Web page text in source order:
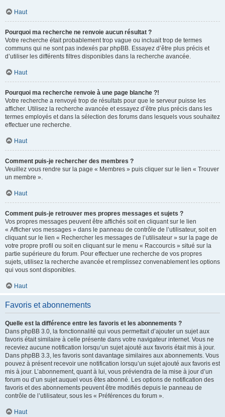
Haut
Pourquoi ma recherche ne renvoie aucun résultat ?
Votre recherche était probablement trop vague ou incluait trop de termes
communs qui ne sont pas indexés par phpBB. Essayez d’être plus précis et
d’utiliser les différents filtres disponibles dans la recherche avancée.
Haut
Pourquoi ma recherche renvoie à une page blanche ?!
Votre recherche a renvoyé trop de résultats pour que le serveur puisse les
afficher. Utilisez la recherche avancée et essayez d’être plus précis dans les
termes employés et dans la sélection des forums dans lesquels vous souhaitez
effectuer une recherche.
Haut
Comment puis-je rechercher des membres ?
Veuillez vous rendre sur la page « Membres » puis cliquer sur le lien « Trouver
un membre ».
Haut
Comment puis-je retrouver mes propres messages et sujets ?
Vos propres messages peuvent être affichés soit en cliquant sur le lien
« Afficher vos messages » dans le panneau de contrôle de l’utilisateur, soit en
cliquant sur le lien « Rechercher les messages de l’utilisateur » sur la page de
votre propre profil ou soit en cliquant sur le menu « Raccourcis » situé sur la
partie supérieure du forum. Pour effectuer une recherche de vos propres
sujets, utilisez la recherche avancée et remplissez convenablement les options
qui vous sont disponibles.
Haut
Favoris et abonnements
Quelle est la différence entre les favoris et les abonnements ?
Dans phpBB 3.0, la fonctionnalité qui vous permettait d’ajouter un sujet aux
favoris était similaire à celle présente dans votre navigateur internet. Vous ne
receviez aucune notification lorsqu’un sujet ajouté aux favoris était mis à jour.
Dans phpBB 3.3, les favoris sont davantage similaires aux abonnements. Vous
pouvez à présent recevoir une notification lorsqu’un sujet ajouté aux favoris est
mis à jour. L’abonnement, quant à lui, vous préviendra de la mise à jour d’un
forum ou d’un sujet auquel vous êtes abonné. Les options de notification des
favoris et des abonnements peuvent être modifiés depuis le panneau de
contrôle de l’utilisateur, sous les « Préférences du forum ».
Haut